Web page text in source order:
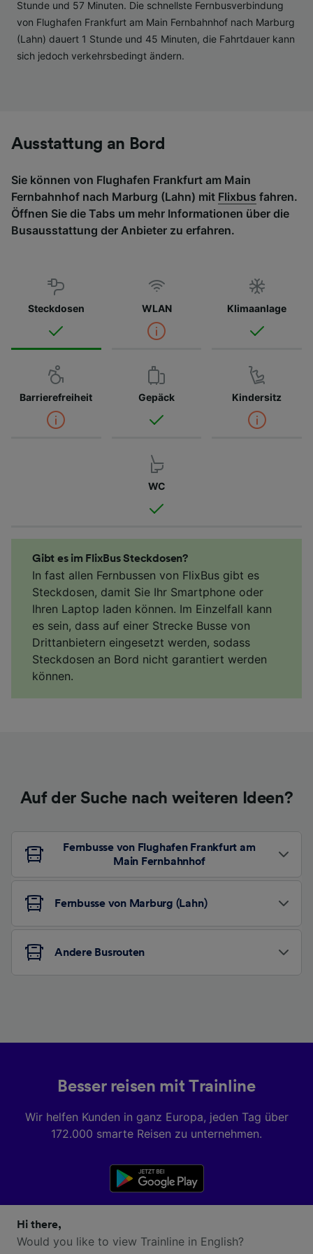
Stunde und 57 Minuten. Die schnellste Fernbusverbindung
von Flughafen Frankfurt am Main Fernbahnhof nach Marburg
(Lahn) dauert 1 Stunde und 45 Minuten, die Fahrtdauer kann
sich jedoch verkehrsbedingt ändern.
Ausstattung an Bord
Sie können von Flughafen Frankfurt am Main
Fernbahnhof nach Marburg (Lahn) mit Flixbus fahren.
Öffnen Sie die Tabs um mehr Informationen über die
Busausstattung der Anbieter zu erfahren.
Steckdosen WLAN Klimaanlage
Barrierefreiheit Gepäck Kindersitz
WC
Gibt es im FlixBus Steckdosen?
In fast allen Fernbussen von FlixBus gibt es
Steckdosen, damit Sie Ihr Smartphone oder
Ihren Laptop laden können. Im Einzelfall kann
es sein, dass auf einer Strecke Busse von
Drittanbietern eingesetzt werden, sodass
Steckdosen an Bord nicht garantiert werden
können.
Auf der Suche nach weiteren Ideen?
Fernbusse von Flughafen Frankfurt am
Main Fernbahnhof
Fernbusse von Marburg (Lahn)
Andere Busrouten
Besser reisen mit Trainline
Wir helfen Kunden in ganz Europa, jeden Tag über
172.000 smarte Reisen zu unternehmen.
Hi there,
Would you like to view Trainline in English?
Angeboten.
Liste der Partner (Lieferanten)